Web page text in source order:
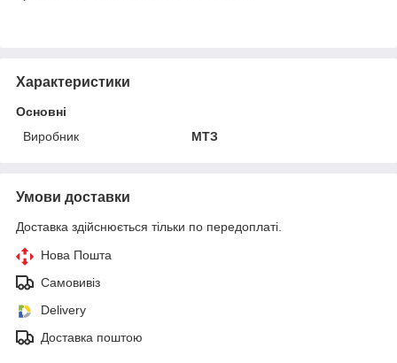
Характеристики
Основні
Виробник
МТЗ
Умови доставки
Доставка здійснюється тільки по передоплаті.
Нова Пошта
Самовивіз
Delivery
Доставка поштою